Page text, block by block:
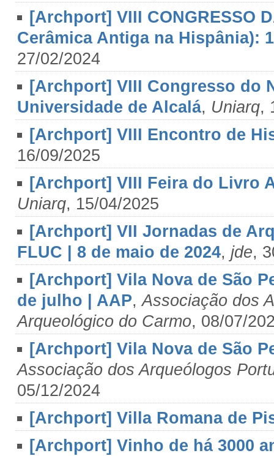
[Archport] VIII CONGRESSO
Cerâmica Antiga na Hispânia):
27/02/2024
[Archport] VIII Congresso do
Universidade de Alcalá, Uniarq,
[Archport] VIII Encontro de
16/09/2025
[Archport] VIII Feira do Livro
Uniarq, 15/04/2025
[Archport] VII Jornadas de
FLUC | 8 de maio de 2024, jde,
[Archport] Vila Nova de São
de julho | AAP,Associação dos
Arqueológico do Carmo, 08/07/
[Archport] Vila Nova de São
Associação dos Arqueólogos
05/12/2024
[Archport] Villa Romana de
[Archport] Vinho de há 3000